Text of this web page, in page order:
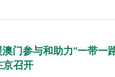
门参与和助力“一带一
京召开